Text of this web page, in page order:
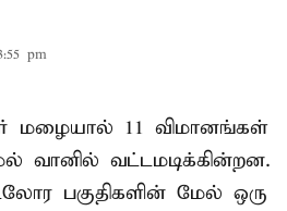
pm
மழையால் 11 விமானங்கள்
வானில் வட்டமடிக்கின்றன.
பகுதிகளின் மேல் ஒரு